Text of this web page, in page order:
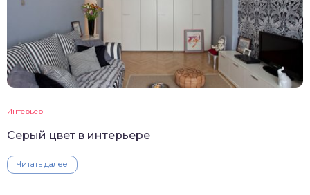
Интерьер
Серый цвет в интерьере
Читать далее